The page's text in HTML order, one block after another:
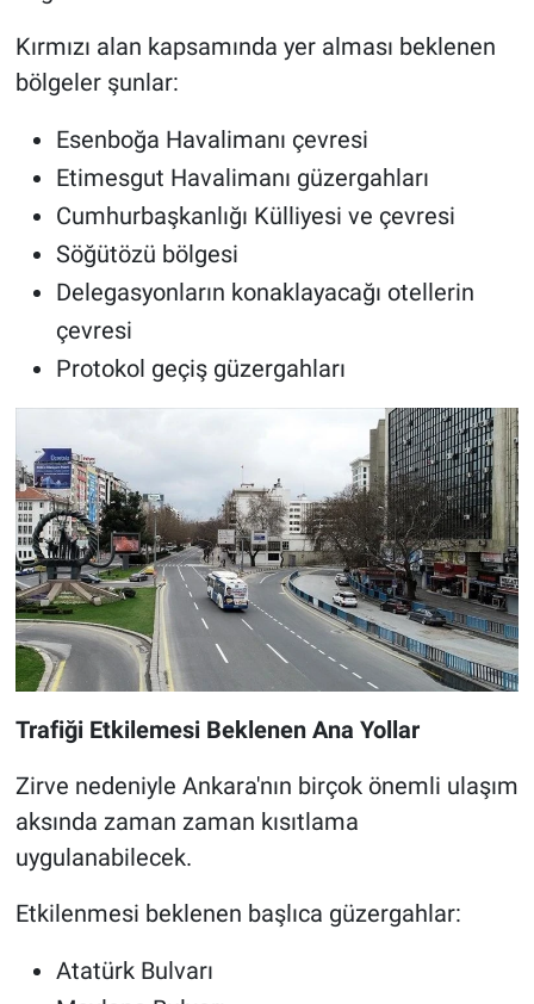
Kırmızı alan kapsamında yer alması beklenen
bölgeler şunlar:
Esenboğa Havalimanı çevresi
Etimesgut Havalimanı güzergahları
Cumhurbaşkanlığı Külliyesi ve çevresi
Söğütözü bölgesi
Delegasyonların konaklayacağı otellerin
çevresi
Protokol geçiş güzergahları
Trafiği Etkilemesi Beklenen Ana Yollar
Zirve nedeniyle Ankara'nın birçok önemli ulaşım
aksında zaman zaman kısıtlama
uygulanabilecek.
Etkilenmesi beklenen başlıca güzergahlar:
Atatürk Bulvarı